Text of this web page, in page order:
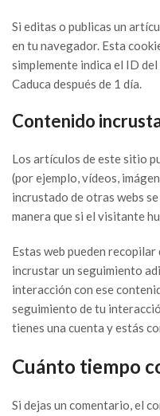
Si editas o publicas un
en tu navegador. Esta
simplemente indica el ID
Caduca después de 1 día.
Contenido
Los artículos de este sitio
(por ejemplo, vídeos,
incrustado de otras webs
manera que si el visitante
Estas web pueden
incrustar un seguimiento
interacción con ese
seguimiento de tu
tienes una cuenta y estás
Cuánto tiempo
Si dejas un comentario, el